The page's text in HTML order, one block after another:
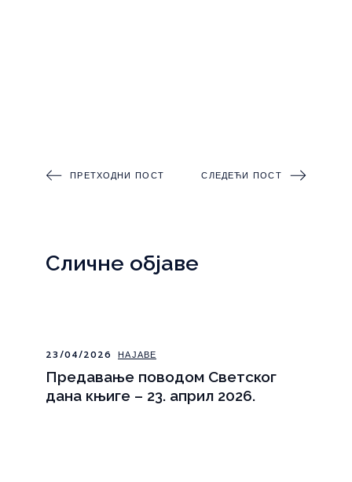
ПРЕТХОДНИ ПОСТ СЛЕДЕЋИ ПОСТ
Сличне објаве
23/04/2026 НАЈАВЕ
Предавање поводом Светског
дана књиге – 23. април 2026.